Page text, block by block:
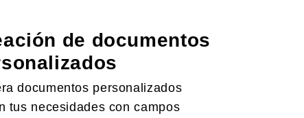
de documentos
documentos personalizados
tus necesidades con campos